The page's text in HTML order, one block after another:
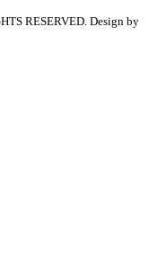
RESERVED. Design by